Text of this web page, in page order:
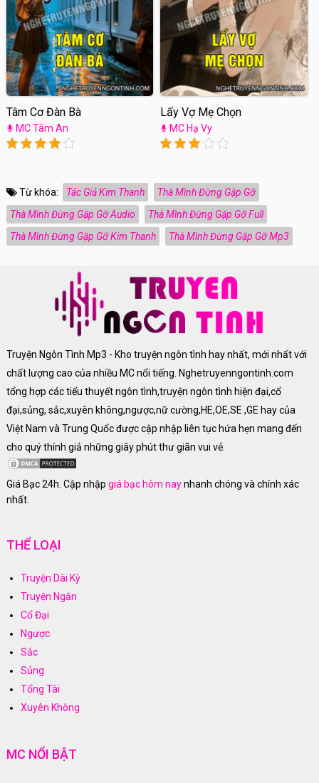
Tâm Cơ Đàn Bà
MC Tâm An
Lấy Vợ Mẹ Chọn
MC Hạ Vy
Từ khóa: Tác Giả Kim Thanh
Thà Mình Đừng Gặp Gỡ
Thà Mình Đừng Gặp Gỡ Audio
Thà Mình Đừng Gặp Gỡ Full
Thà Mình Đừng Gặp Gỡ Kim Thanh
Thà Mình Đừng Gặp Gỡ Mp3
Truyện Ngôn Tình Mp3 - Kho truyện ngôn tình hay nhất, mới nhất với
chất lượng cao của nhiều MC nổi tiếng. Nghetruyenngontinh.com
tổng hợp các tiểu thuyết ngôn tình,truyện ngôn tình hiện đại,cổ
đại,sủng, sắc,xuyên không,ngược,nữ cường,HE,OE,SE ,GE hay của
Việt Nam và Trung Quốc được cập nhập liên tục hứa hẹn mang đến
cho quý thính giả những giây phút thư giãn vui vẻ.
Giá Bạc 24h. Cập nhập giá bạc hôm naynhanh chóng và chính xác
nhất.
THỂ LOẠI
Truyện Dài Kỳ
Truyện Ngắn
Cổ Đại
Ngược
Sắc
Sủng
Tổng Tài
Xuyên Không
MC NỔI BẬT